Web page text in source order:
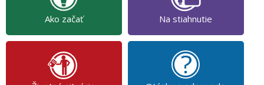
Ako začať Na stiahnutie